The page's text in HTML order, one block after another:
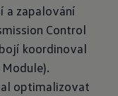
a zapalování
Control
koordinoval
optimalizovat